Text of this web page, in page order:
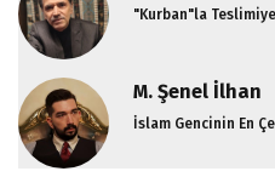
"Kurban"la
M. Şenel İlhan
İslam Gencinin En